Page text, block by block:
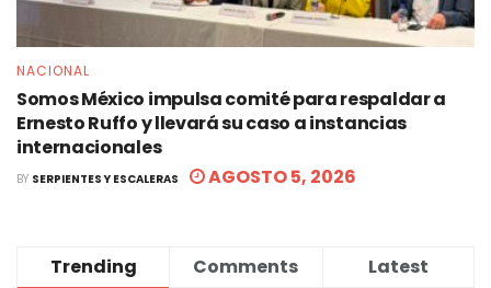
NACIONAL
Somos México impulsa comité para respaldar a
Ernesto Ruffo y llevará su caso a instancias
internacionales
BY SERPIENTES Y ESCALERAS AGOSTO 5, 2026
Trending Comments Latest